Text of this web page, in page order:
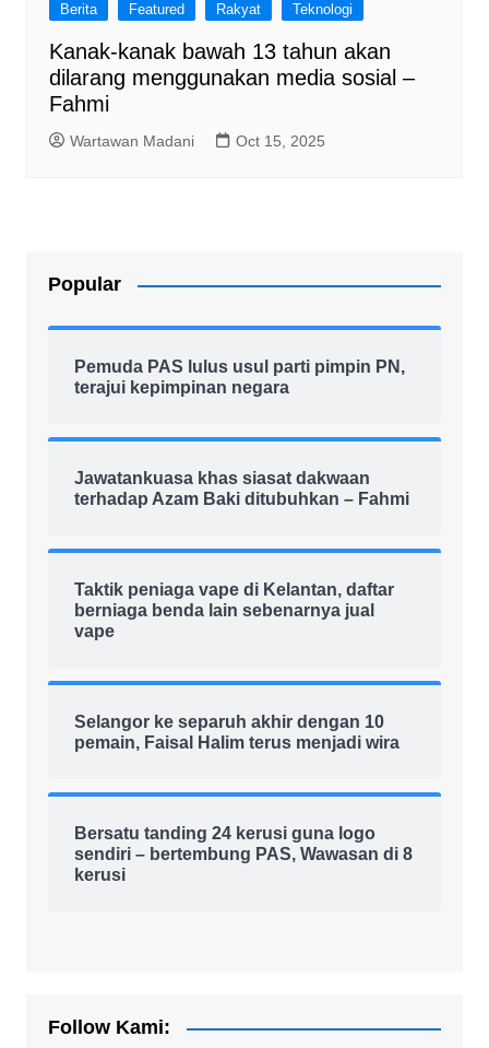
Berita Featured Rakyat Teknologi
Kanak-kanak bawah 13 tahun akan
dilarang menggunakan media sosial –
Fahmi
Wartawan Madani Oct 15, 2025
Popular
Pemuda PAS lulus usul parti pimpin PN,
terajui kepimpinan negara
Jawatankuasa khas siasat dakwaan
terhadap Azam Baki ditubuhkan – Fahmi
Taktik peniaga vape di Kelantan, daftar
berniaga benda lain sebenarnya jual
vape
Selangor ke separuh akhir dengan 10
pemain, Faisal Halim terus menjadi wira
Bersatu tanding 24 kerusi guna logo
sendiri – bertembung PAS, Wawasan di 8
kerusi
Follow Kami: